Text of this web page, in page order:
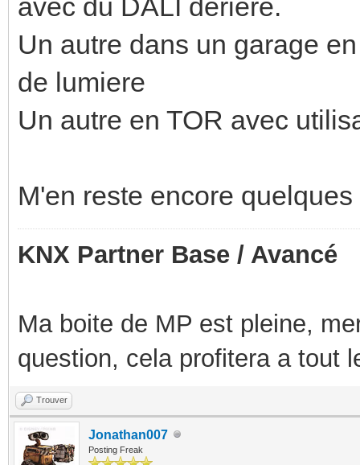
avec du DALI deriere.
Un autre dans un garage
de lumiere
Un autre en TOR avec
M'en reste encore
KNX Partner Base / Avancé
Ma boite de MP est pleine,
question, cela profitera a tout
Trouver
Jonathan007
Posting Freak